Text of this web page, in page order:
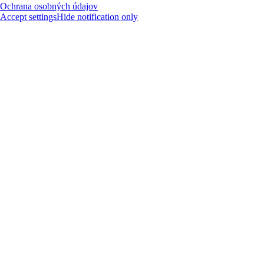
Ochrana osobných údajov
Accept settingsHide notification only